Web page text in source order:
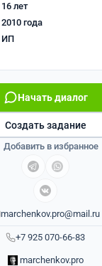
16 лет
2010 года
ИП
+7 925 070-66-83
Начать диалог
marchenkov.pro@mail.ru
marchenkov.pro
Создать задание
Добавить в избранное